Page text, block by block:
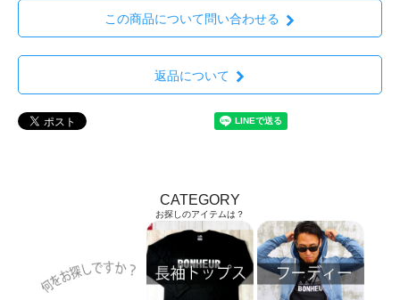
この商品について問い合わせる
返品について
CATEGORY
お探しのアイテムは？